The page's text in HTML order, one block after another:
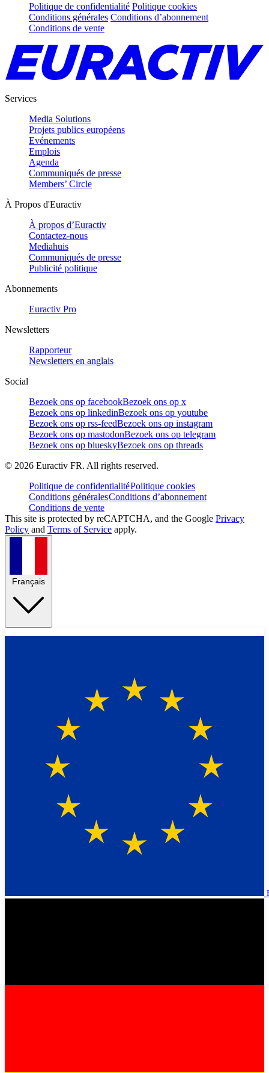
Politique de confidentialité Politique cookies
Conditions générales Conditions d’abonnement
Conditions de vente
Services
Media Solutions
Projets publics européens
Evénements
Emplois
Agenda
Communiqués de presse
Members’ Circle
À Propos d'Euractiv
À propos d’Euractiv
Contactez-nous
Mediahuis
Communiqués de presse
Publicité politique
Abonnements
Euractiv Pro
Newsletters
Rapporteur
Newsletters en anglais
Social
Bezoek ons op facebookBezoek ons op x
Bezoek ons op linkedinBezoek ons op youtube
Bezoek ons op rss-feedBezoek ons op instagram
Bezoek ons op mastodonBezoek ons op telegram
Bezoek ons op blueskyBezoek ons op threads
© 2026 Euractiv FR. All rights reserved.
Politique de confidentialitéPolitique cookies
Conditions généralesConditions d’abonnement
Conditions de vente
This site is protected by reCAPTCHA, and the Google Privacy
Policy and Terms of Service apply.
Français